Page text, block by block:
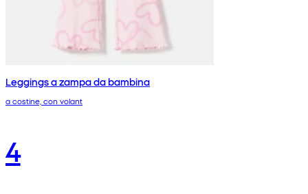
Leggings a zampa da bambina
a costine, con volant
4